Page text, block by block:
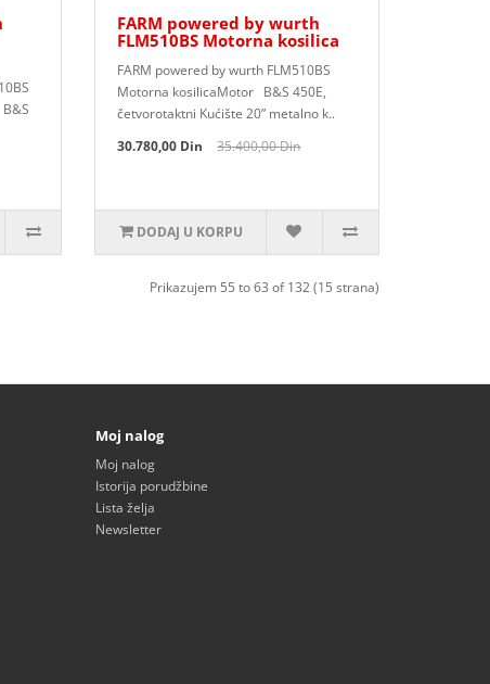
FARM powered by wurth
FLM510BS Motorna kosilica
FARM powered by wurth FLM510BS
Motorna kosilicaMotor B&S 450E,
četvorotaktni Kućište 20” metalno k..
30.780,00 Din
35.400,00 Din
DODAJ U KORPU
Prikazujem 55 to 63 of 132 (15 strana)
Moj nalog
Moj nalog
Istorija porudžbine
Lista želja
Newsletter